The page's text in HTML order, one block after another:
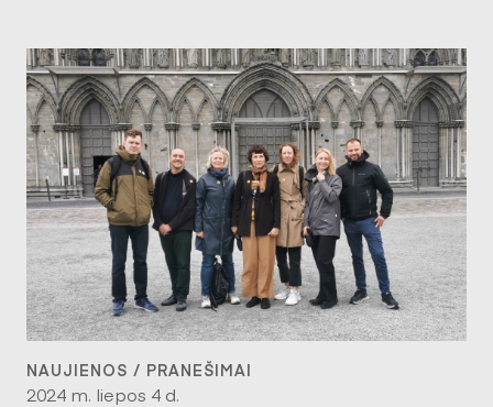
NAUJIENOS / PRANEŠIMAI
2024 m. liepos 4 d.